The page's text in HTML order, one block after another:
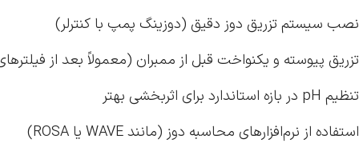
نصب سیستم تزریق دوز دقیق (دوزینگ پمپ با کنترلر)
تزریق پیوسته و یکنواخت قبل از ممبران (معمولاً بعد از
تنظیم pH در بازه استاندارد برای اثربخشی بهتر
استفاده از نرم‌افزارهای محاسبه دوز (مانند WAVE یا ROSA)